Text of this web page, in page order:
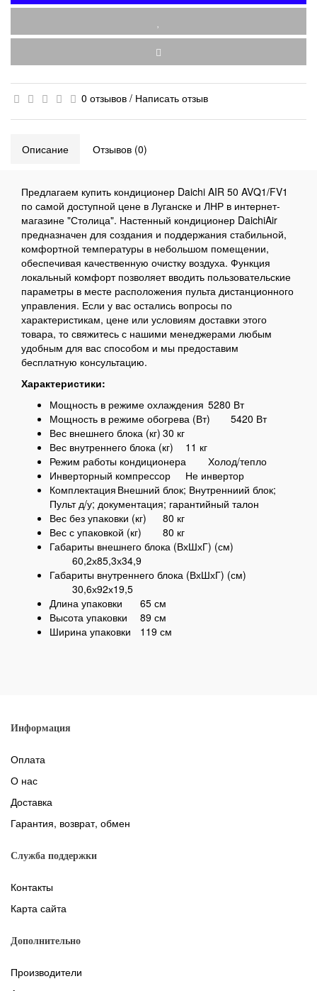
0 отзывов / Написать отзыв
Описание Отзывов (0)
Предлагаем купить кондиционер Daichi AIR 50 AVQ1/FV1
по самой доступной цене в Луганске и ЛНР в интернет-
магазине "Столица". Настенный кондиционер DaichiAir
предназначен для создания и поддержания стабильной,
комфортной температуры в небольшом помещении,
обеспечивая качественную очистку воздуха. Функция
локальный комфорт позволяет вводить пользовательские
параметры в месте расположения пульта дистанционного
управления. Если у вас остались вопросы по
характеристикам, цене или условиям доставки этого
товара, то свяжитесь с нашими менеджерами любым
удобным для вас способом и мы предоставим
бесплатную консультацию.
Характеристики:
Мощность в режиме охлаждения 5280 Вт
Мощность в режиме обогрева (Вт)
5420 Вт
Вес внешнего блока (кг) 30 кг
Вес внутреннего блока (кг)
11 кг
Режим работы кондиционера
Холод/тепло
Инверторный компрессор
Не инвертор
Комплектация Внешний блок; Внутренниий блок;
Пульт д/у; документация; гарантийный талон
Вес без упаковки (кг)
80 кг
Вес с упаковкой (кг)
80 кг
Габариты внешнего блока (ВхШхГ) (см)
60,2х85,3х34,9
Габариты внутреннего блока (ВхШхГ) (см)
30,6х92х19,5
Длина упаковки
65 см
Высота упаковки
89 см
Ширина упаковки
119 см
Информация
Оплата
О нас
Доставка
Гарантия, возврат, обмен
Служба поддержки
Контакты
Карта сайта
Дополнительно
Производители